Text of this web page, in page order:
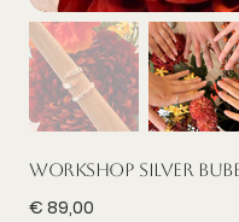
Workshop Silver
Prijs
€ 89,00